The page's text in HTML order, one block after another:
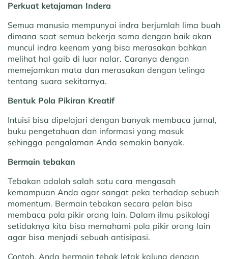
Perkuat ketajaman Indera
Semua manusia mempunyai indra berjumlah lima buah
dimana saat semua bekerja sama dengan baik akan
muncul indra keenam yang bisa merasakan bahkan
melihat hal gaib di luar nalar. Caranya dengan
memejamkan mata dan merasakan dengan telinga
tentang suara sekitarnya.
Bentuk Pola Pikiran Kreatif
Intuisi bisa dipelajari dengan banyak membaca jurnal,
buku pengetahuan dan informasi yang masuk
sehingga pengalaman Anda semakin banyak.
Bermain tebakan
Tebakan adalah salah satu cara mengasah
kemampuan Anda agar sangat peka terhadap sebuah
momentum. Bermain tebakan secara pelan bisa
membaca pola pikir orang lain. Dalam ilmu psikologi
setidaknya kita bisa memahami pola pikir orang lain
agar bisa menjadi sebuah antisipasi.
Contoh, Anda bermain tebak letak kalung dengan